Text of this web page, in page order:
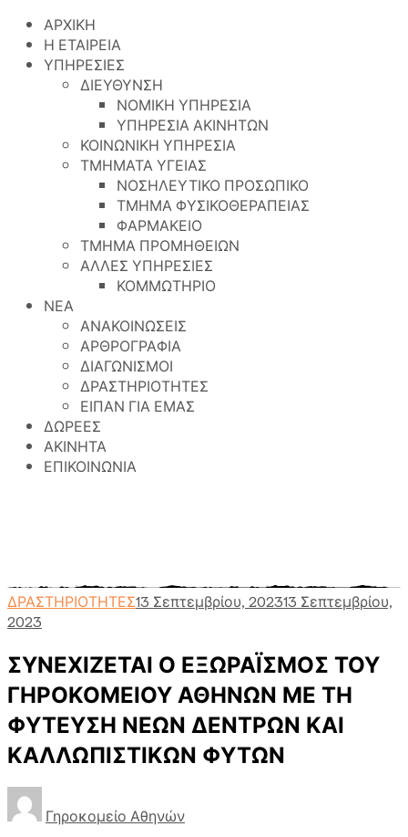
ΑΡΧΙΚΗ
Η ΕΤΑΙΡΕΙΑ
ΥΠΗΡΕΣΙΕΣ
ΔΙΕΥΘΥΝΣΗ
ΝΟΜΙΚΗ ΥΠΗΡΕΣΙΑ
ΥΠΗΡΕΣΙΑ ΑΚΙΝΗΤΩΝ
ΚΟΙΝΩΝΙΚΗ ΥΠΗΡΕΣΙΑ
ΤΜΗΜΑΤΑ ΥΓΕΙΑΣ
ΝΟΣΗΛΕΥΤΙΚΟ ΠΡΟΣΩΠΙΚΟ
ΤΜΗΜΑ ΦΥΣΙΚΟΘΕΡΑΠΕΙΑΣ
ΦΑΡΜΑΚΕΙΟ
ΤΜΗΜΑ ΠΡΟΜΗΘΕΙΩΝ
ΑΛΛΕΣ ΥΠΗΡΕΣΙΕΣ
ΚΟΜΜΩΤΗΡΙΟ
ΝΕΑ
ΑΝΑΚΟΙΝΩΣΕΙΣ
ΑΡΘΡΟΓΡΑΦΙΑ
ΔΙΑΓΩΝΙΣΜΟΙ
ΔΡΑΣΤΗΡΙΟΤΗΤΕΣ
ΕΙΠΑΝ ΓΙΑ ΕΜΑΣ
ΔΩΡΕΕΣ
ΑΚΙΝΗΤΑ
ΕΠΙΚΟΙΝΩΝΙΑ
ΔΡΑΣΤΗΡΙΟΤΗΤΕΣ13 Σεπτεμβρίου, 202313 Σεπτεμβρίου,
2023
ΣΥΝΕΧΙΖΕΤΑΙ Ο ΕΞΩΡΑΪΣΜΟΣ ΤΟΥ
ΓΗΡΟΚΟΜΕΙΟΥ ΑΘΗΝΩΝ ΜΕ ΤΗ
ΦΥΤΕΥΣΗ ΝΕΩΝ ΔΕΝΤΡΩΝ ΚΑΙ
ΚΑΛΛΩΠΙΣΤΙΚΩΝ ΦΥΤΩΝ
Γηροκομείο Αθηνών